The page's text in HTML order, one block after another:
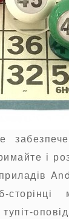
і
сторінці